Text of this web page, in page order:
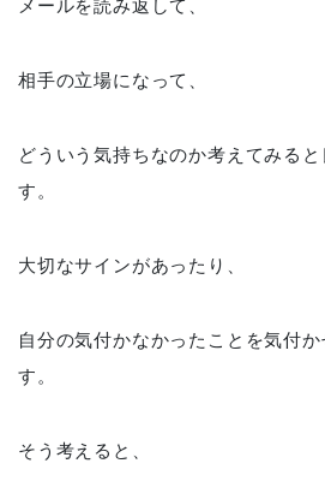
メールを読み返して、
相手の立場になって、
どういう気持ちなのか考えてみる
す。
大切なサインがあったり、
自分の気付かなかったことを気付
す。
そう考えると、